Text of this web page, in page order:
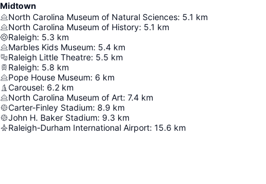
Midtown
North Carolina Museum of Natural Sciences: 5.1 km
North Carolina Museum of History: 5.1 km
Raleigh: 5.3 km
Marbles Kids Museum: 5.4 km
Raleigh Little Theatre: 5.5 km
Raleigh: 5.8 km
Pope House Museum: 6 km
Carousel: 6.2 km
North Carolina Museum of Art: 7.4 km
Carter-Finley Stadium: 8.9 km
John H. Baker Stadium: 9.3 km
Raleigh-Durham International Airport: 15.6 km